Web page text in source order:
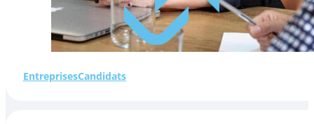
EntreprisesCandidats